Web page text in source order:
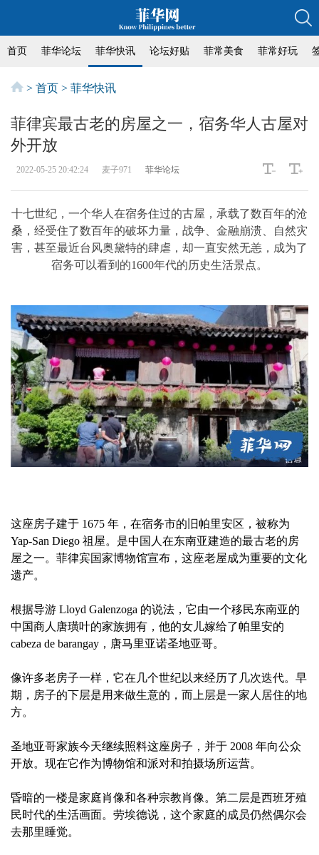
首页 菲华论坛 菲华快讯 论坛好贴 菲常美食 菲常好玩
> 首页 > 菲华快讯
菲律宾最古老的房屋之一，宿务华人古屋对
外开放
2022-05-25 20:42:24 麦子971 菲华论坛
十七世纪，一个华人在宿务住过的古屋，承载了数百年的沧
桑，经受住了数百年的破坏力量，战争、金融崩溃、自然灾
害，甚至最近台风奥黛特的肆虐，却一直安然无恙，成为了
宿务可以看到的1600年代的历史生活景点。
这座房子建于 1675 年，在宿务市的旧帕里安区，被称为
Yap-San Diego 祖屋。是中国人在东南亚建造的最古老的房
屋之一。菲律宾国家博物馆宣布，这座老屋成为重要的文化
遗产。
根据导游 Lloyd Galenzoga 的说法，它由一个移民东南亚的
中国商人唐璜叶的家族拥有，他的女儿嫁给了帕里安的
cabeza de barangay，唐马里亚诺圣地亚哥。
像许多老房子一样，它在几个世纪以来经历了几次迭代。早
期，房子的下层是用来做生意的，而上层是一家人居住的地
方。
圣地亚哥家族今天继续照料这座房子，并于 2008 年向公众
开放。现在它作为博物馆和派对和拍摄场所运营。
昏暗的一楼是家庭肖像和各种宗教肖像。第二层是西班牙殖
民时代的生活画面。劳埃德说，这个家庭的成员仍然偶尔会
去那里睡觉。